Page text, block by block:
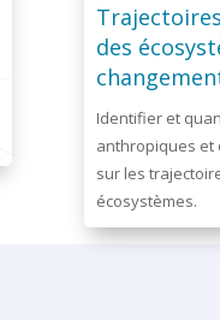
des
Identifier et
anthropiques et
sur les
écosystèmes.